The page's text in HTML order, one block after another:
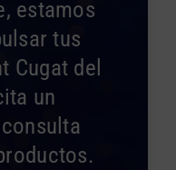
estamos
tus
Cugat del
un